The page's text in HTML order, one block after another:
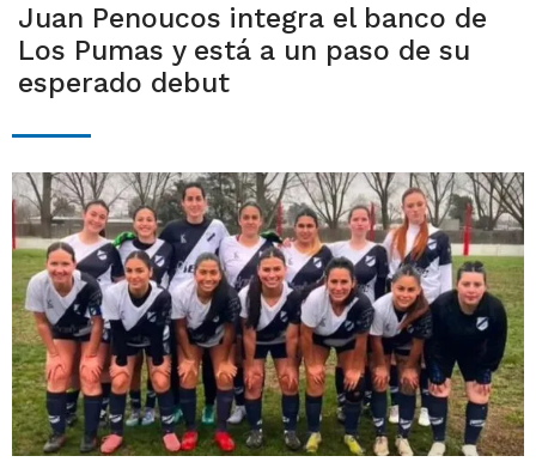
Juan Penoucos integra el banco de
Los Pumas y está a un paso de su
esperado debut